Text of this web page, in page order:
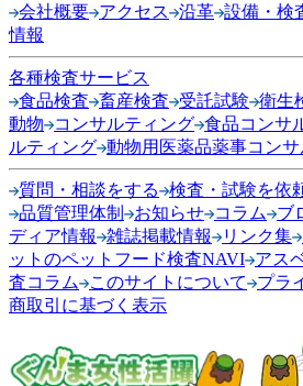
会社概要 アクセス 沿革 設備・検
情報
各種検査サービス
食品検査
畜産検査 受託試験 衛生
動物
コンサルティング 食品コンサ
ルティング 動物用医薬品薬事コン
質問・相談をする 検査・試験を依
品質管理体制
お知らせ コラム ブ
ディア情報
雑誌掲載情報 リンク集
ットのペットフード検査NAVI アス
査コラム
このサイトについて プラ
商取引に基づく表示